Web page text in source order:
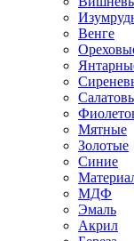
Венге
Мятные
Золотые
Синие
МДФ
Эмаль
Акрил